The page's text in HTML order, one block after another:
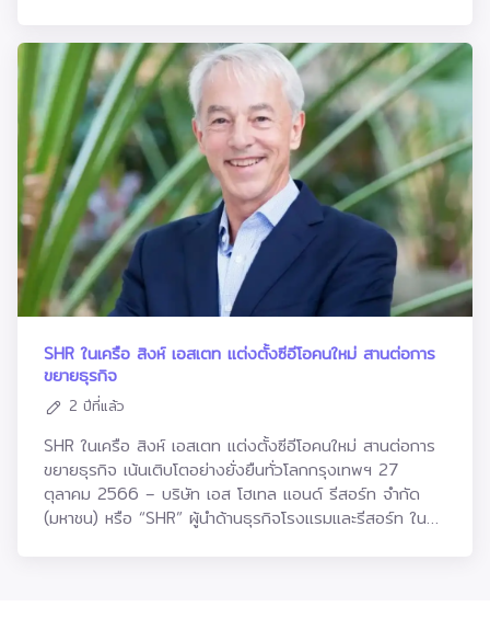
อย่างต่อเนื่องนายพีระพงศ์ กล่าวอีกว่า ภาพรวมธุรกิจ
อสังหาริมทรัพย์ในปี 2567 นั้น มียังมีปัจจัยภายนอกที่ต้อง
จับตาหลายเรื่อง อาทิ ภาพรวมเศรษฐกิจโลก สถานการณ์
เศรษฐกิจจีน การปรับขึ้นอัตราดอกเบี้ยนโยบาย ภาวะหนี้ครัว
เรือน หลายประเด็นอาจส่งผลต่อกำลังซื้อของผู้บริโภค ส่งผล
ให้ภาพรวมการเปิดตัวโครงการใหม่ของผู้พัฒนา
อสังหาริมทรัพย์ทุกรายในปีนี้ น่าจะเป็นไปอย่างค่อยเป็นค่อยไป
เมื่อเทียบกับ 1-2 ปีก่อนหน้านี้ที่ผ่านมา ออริจิ้น ยึดหลัก 4
อย่างในการก้าวผ่านความท้าทายเหล่านี้ ได้แก่ 1.ทำเลต้องดี
เลือกทำเลที่มีความต้องการซื้อจริง เน้นเฉพาะทำเลใกล้รถไฟฟ้า
เส้นทางคมนาคมสายหลัก ใกล้สถานที่สำคัญ 2.เซ็กเมนท์ต้อง
แตกต่าง เลือกเซ็กเมนท์ที่คู่แข่งไม่มาก แต่มีกำลังซื้อแข็งแกร่ง
และมีแนวโน้มเติบโต เช่น เซ็กเมนท์สำหรับ Pet Lover และ
กลุ่มนักลงทุน Investment Program 3.ฟังก์ชันต้องตอบ
โจทย์การใช้ชีวิตของคนยุคใหม่ เน้นฟังก์ชันที่ใช้งานได้จริง
และ 4.ใน 1 โครงการต้องตอบโจทย์ลูกค้าได้หลายกลุ่ม เช่น
โครงการคอนโด Pet Lover ไม่ได้ขายเฉพาะคนเลี้ยงสัตว์ มี
แยกตึกหรือแยกชั้น เพื่อขายทั้งคนเลี้ยงสัตว์และไม่เลี้ยงสัตว์
หลายโครงการต้องพัฒนาเป็นมิกซ์โปรดักท์ เพื่อให้ตอบโจทย์
ลูกค้าที่มีกำลังซื้อหลากหลาย หลายโครงการทำเป็นมิกซ์ยูส เพื่อ
เดอะ ฟอเรสเทียส์ เพทโทเปีย (Whizdom The Forestias
Petopia) ตามลำดับ ทั้งนี้ 3 โครงการแรกดังกล่าว แต่ละ
โครงการได้รับการออกแบบภายใต้คอนเซปต์ที่แตกต่างกัน
เพื่อรองรับความต้องการที่หลากหลายของกลุ่มเป้าหมายที่แตก
ต่างกันโดยโครงการ มัลเบอร์รี่ โกรฟ เดอะ ฟอเรสเทียส์
วิลล่า (Mulberry Grove The Forestias Villas) ซึ่งเป็น
คลัสเตอร์โฮม พัฒนาขึ้นภายใต้คอนเซปต์เพื่อการอยู่อาศัยร่วม
กันของครอบครัวใหญ่ หลายเจเนอเรชันอย่างมีความสุข และ
มัลเบอร์รี่ โกรฟ เดอะ ฟอเรสเทียส์ คอนโดมิเนียม (Mulberry
Grove The Forestias Condominiums) มีการก่อสร้างคืบ
หน้าไปอย่างรวดเร็วกว่า 70% คาดว่า พร้อมทยอยโอนให้กับ
ลูกบ้านได้ภายในไตรมาสแรกของปีนี้นายกิตติพันธุ์ กล่าวอีกว่า
โครงการที่ร่วมมือกับ Baycrest สถาบันการดูแลสุขภาพคน
วัยอิสระ ซึ่งเป็นสถาบันดูแลสุขภาพชั้นนำของโลกจากแคนาดา
มาร่วมออกแบบที่อยู่อาศัย พร้อมระบบต่างๆ เพื่อรองรับผู้อยู่
อาศัยวัย 50+ หรือวัยอิสระ ให้กับ ดิ แอสเพน ทรี เดอะ
ฟอเรสเทียส์ (The Aspen Tree The Forestias) ขณะนี้
การก่อสร้างคืบหน้าไปถึง 70% ใกล้เสร็จสมบูรณ์แล้วเช่นกัน
คาดว่าจะแล้วเสร็จทั้งหมดพร้อมโอนได้ในเดือนเมษายนปี
2567“โครงการ ดิ แอสเพน ทรี เป็นที่อยู่อาศัยคอนเซปต์ใหม่
สร้างยอดขายสอดคล้องกับเป้าที่ตั้งไว้อยู่ที่ราว 3,500 ล้าน
บาท โดยเฉพาะ Via ARI (เวีย อารีย์) คอนโดลักซ์ชัวรี่ใหม่
ล่าสุดจากแสนสิริใจกลางอารีย์ กับภาพการต่อคิวจองซื้อ
ภายในงาน พร้อมเดินหน้าต่อไตรมาส 4 กับโปรโมชั่นแคมเปญ
สุดยิ่งใหญ่ “มหึดีล ลดมหึมา” วางเป้าสร้างยอดขายรวม
5,000 ล้านบาท จัดทัพบ้าน คอนโดและทาวน์โฮม กว่า 70
โครงการ กับข้อเสนอสุดพิเศษมอบส่วนลดสูงสุดถึง 7 ล้าน
บาท* หลังเล็งเห็นดีมานด์ลูกค้าที่มีอยู่อย่างต่อเนื่อง สืบ
เนื่องจากความสำเร็จของงาน ‘Museum of YOU’ ในช่วง
สัปดาห์ที่ผ่านมา โดยโปรฯ “มหึดีล ลดมหึมา” จะจัดขึ้นตั้งแต่
วันที่ 1 พฤศจิกายน – 30 ธันวาคม 2566แสนสิริคัดสรรกว่า
70 โครงการคุณภาพ ภายใต้แคมเปญโปรฯ “มหึดีล ลดมหึมา”
เพื่อตอบรับดีมานด์ลูกค้าที่มีอยู่อย่างต่อเนื่องให้มีที่อยู่อาศัยได้
ง่ายยิ่งขึ้น โดยแบ่งเป็น บ้านและทาวน์โฮม 55 โครงการ อาทิ
บุราสิริ วัชรพล บ้านตัวอย่างแต่งครบ หลังสุดท้าย ลดสูงสุด
7 ล้าน* เริ่ม 22.9 ล้านบาท*, สราญสิริ พระราม 2 บ้านเดี่ยว
ดีไซน์ MODERN FARMHOUSE เพียง 5 นาทีถึงทางด่วน
ลดสูงสุด 5 แสน* เริ่ม 7.99 ล้านบาท*, อณาสิริ ชัยพฤกษ์ –
วงแหวน บ้านฟังก์ชันครบ ติดถนนใหญ่ ลดสูดสุด 8 แสน*
เริ่ม 4.79 ล้านบาท*, สิริ เพลส วงแหวน - ลำลูกกา ทาวน์
SHR ในเครือ สิงห์ เอสเตท แต่งตั้งซีอีโอคนใหม่ สานต่อการ
ขยายธุรกิจ
2 ปีที่แล้ว
SHR ในเครือ สิงห์ เอสเตท แต่งตั้งซีอีโอคนใหม่ สานต่อการ
ขยายธุรกิจ เน้นเติบโตอย่างยั่งยืนทั่วโลกกรุงเทพฯ 27
ตุลาคม 2566 – บริษัท เอส โฮเทล แอนด์ รีสอร์ท จำกัด
(มหาชน) หรือ “SHR” ผู้นำด้านธุรกิจโรงแรมและรีสอร์ท ใน